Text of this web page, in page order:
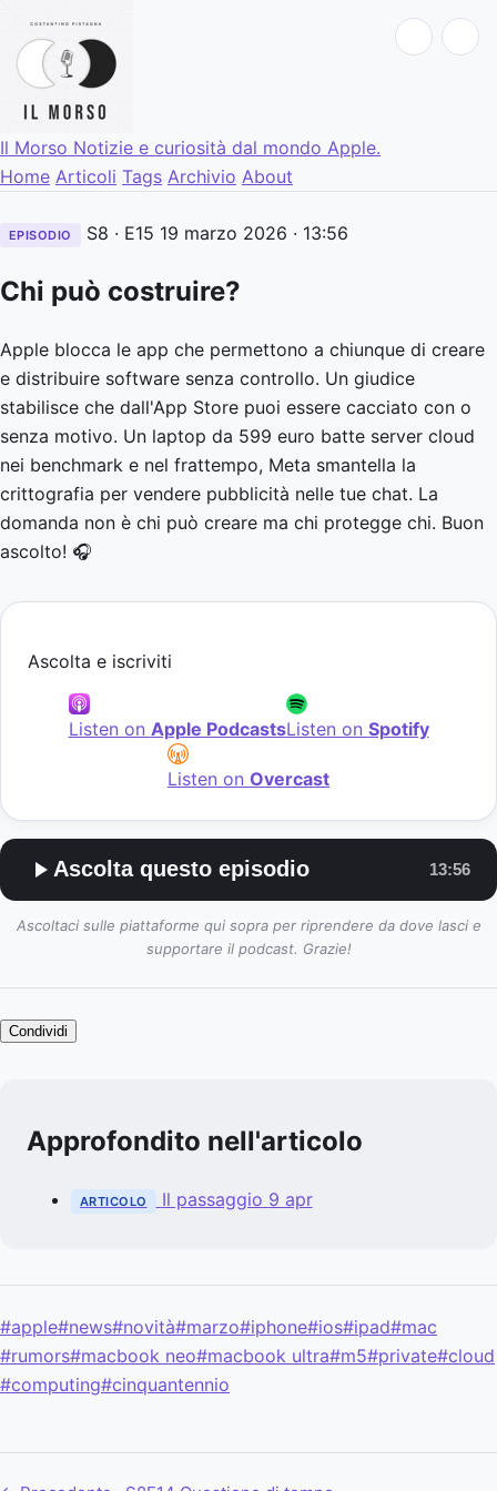
Il Morso Notizie e curiosità dal mondo Apple.
Home Articoli Tags Archivio About
EPISODIO S8 · E15 19 marzo 2026 · 13:56
Chi può costruire?
Apple blocca le app che permettono a chiunque di creare
e distribuire software senza controllo. Un giudice
stabilisce che dall'App Store puoi essere cacciato con o
senza motivo. Un laptop da 599 euro batte server cloud
nei benchmark e nel frattempo, Meta smantella la
crittografia per vendere pubblicità nelle tue chat. La
domanda non è chi può creare ma chi protegge chi. Buon
ascolto! 🎧
Ascolta e iscriviti
Listen on Apple PodcastsListen on Spotify
Listen on Overcast
Ascolta questo episodio 13:56
Ascoltaci sulle piattaforme qui sopra per riprendere da dove lasci e
supportare il podcast. Grazie!
Condividi
Approfondito nell'articolo
ARTICOLO Il passaggio 9 apr
#apple#news#novità#marzo#iphone#ios#ipad#mac
#rumors#macbook neo#macbook ultra#m5#private#cloud
#computing#cinquantennio